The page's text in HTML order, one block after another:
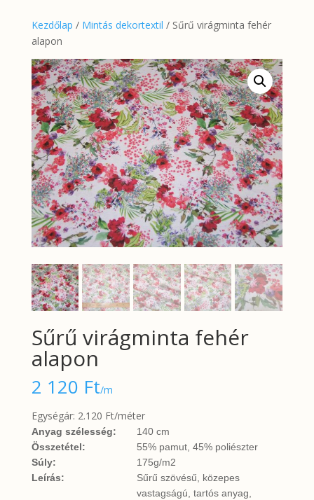
Kezdőlap / Mintás dekortextil / Sűrű virágminta fehér
alapon
Sűrű virágminta fehér
alapon
2 120 Ft/m
Egységár: 2.120 Ft/méter
Anyag szélesség:
140 cm
Összetétel:
55% pamut, 45% poliészter
Súly:
175g/m2
Leírás:
Sűrű szövésű, közepes
vastagságú, tartós anyag,